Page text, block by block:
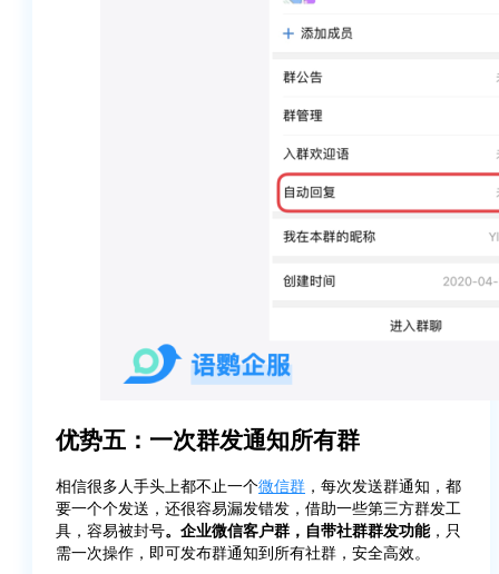
优势五：一次群发通知所有群
相信很多人手头上都不止一个微信群 ，每次发送群通知，都
要一个个发送，还很容易漏发错发，借助一些第三方群发工
具，容易被封号。企业微信客户群，自带社群群发功能，只
需一次操作，即可发布群通知到所有社群，安全高效。